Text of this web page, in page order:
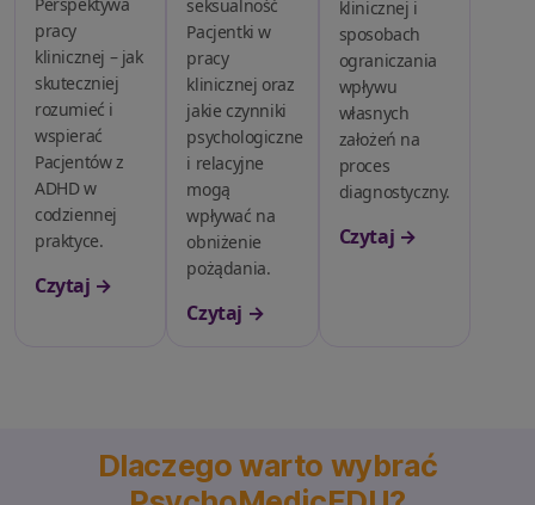
Perspektywa
pracy
klinicznej – jak
skuteczniej
rozumieć i
wspierać
Pacjentów z
ADHD w
codziennej
praktyce.
Czytaj →
seksualność
Pacjentki w
pracy
klinicznej oraz
jakie czynniki
psychologiczne
i relacyjne
mogą
wpływać na
obniżenie
pożądania.
Czytaj →
klinicznej i
sposobach
ograniczania
wpływu
własnych
założeń na
proces
diagnostyczny.
Czytaj →
Dlaczego warto wybrać